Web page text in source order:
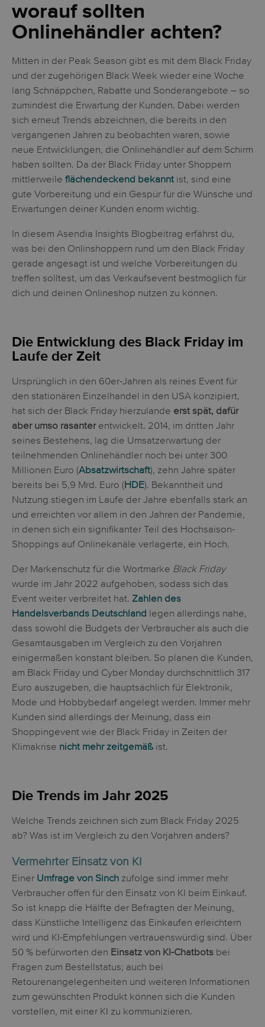
worauf sollten
Onlinehändler achten?
Mitten in der Peak Season gibt es mit dem Black Friday
und der zugehörigen Black Week wieder eine Woche
lang Schnäppchen, Rabatte und Sonderangebote – so
zumindest die Erwartung der Kunden. Dabei werden
sich erneut Trends abzeichnen, die bereits in den
vergangenen Jahren zu beobachten waren, sowie
neue Entwicklungen, die Onlinehändler auf dem Schirm
haben sollten. Da der Black Friday unter Shoppern
mittlerweile flächendeckend bekannt ist, sind eine
gute Vorbereitung und ein Gespür für die Wünsche und
Erwartungen deiner Kunden enorm wichtig.
In diesem Asendia Insights Blogbeitrag erfährst du,
was bei den Onlinshoppern rund um den Black Friday
gerade angesagt ist und welche Vorbereitungen du
treffen solltest, um das Verkaufsevent bestmöglich für
dich und deinen Onlineshop nutzen zu können.
Die Entwicklung des Black Friday im
Laufe der Zeit
Ursprünglich in den 60er-Jahren als reines Event für
den stationären Einzelhandel in den USA konzipiert,
hat sich der Black Friday hierzulande erst spät, dafür
aber umso rasanterentwickelt. 2014, im dritten Jahr
seines Bestehens, lag die Umsatzerwartung der
teilnehmenden Onlinehändler noch bei unter 300
Millionen Euro (Absatzwirtschaft), zehn Jahre später
bereits bei 5,9 Mrd. Euro (HDE). Bekanntheit und
Nutzung stiegen im Laufe der Jahre ebenfalls stark an
und erreichten vor allem in den Jahren der Pandemie,
in denen sich ein signifikanter Teil des Hochsaison-
Shoppings auf Onlinekanäle verlagerte, ein Hoch.
Der Markenschutz für die Wortmarke Black Friday
wurde im Jahr 2022 aufgehoben, sodass sich das
Event weiter verbreitet hat. Zahlen des
Handelsverbands Deutschland legen allerdings nahe,
dass sowohl die Budgets der Verbraucher als auch die
Gesamtausgaben im Vergleich zu den Vorjahren
einigermaßen konstant bleiben. So planen die Kunden,
am Black Friday und Cyber Monday durchschnittlich 317
Euro auszugeben, die hauptsächlich für Elektronik,
Mode und Hobbybedarf angelegt werden. Immer mehr
Kunden sind allerdings der Meinung, dass ein
Shoppingevent wie der Black Friday in Zeiten der
Klimakrise nicht mehr zeitgemäß ist.
Die Trends im Jahr 2025
Welche Trends zeichnen sich zum Black Friday 2025
ab? Was ist im Vergleich zu den Vorjahren anders?
Vermehrter Einsatz von KI
Einer Umfrage von Sinch zufolge sind immer mehr
Verbraucher offen für den Einsatz von KI beim Einkauf.
So ist knapp die Hälfte der Befragten der Meinung,
dass Künstliche Intelligenz das Einkaufen erleichtern
wird und KI-Empfehlungen vertrauenswürdig sind. Über
50 % befürworten den Einsatz von KI-Chatbots bei
Fragen zum Bestellstatus; auch bei
Retourenangelegenheiten und weiteren Informationen
zum gewünschten Produkt können sich die Kunden
vorstellen, mit einer KI zu kommunizieren.